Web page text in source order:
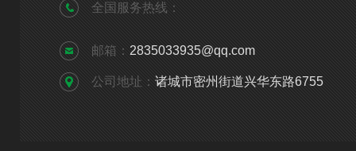
全国服务热线：
邮箱： 2835033935@qq.com
公司地址： 诸城市密州街道兴华东路6755